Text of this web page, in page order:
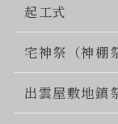
起工式
宅神祭（神棚
出雲屋敷地鎮